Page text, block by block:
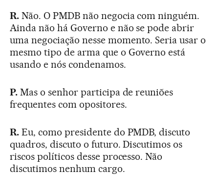
R.Não. O PMDB não negocia com ninguém.
Ainda não há Governo e não se pode abrir
uma negociação nesse momento. Seria usar o
mesmo tipo de arma que o Governo está
usando e nós condenamos.
P. Mas o senhor participa de reuniões
frequentes com opositores.
R.Eu, como presidente do PMDB, discuto
quadros, discuto o futuro. Discutimos os
riscos políticos desse processo. Não
discutimos nenhum cargo.